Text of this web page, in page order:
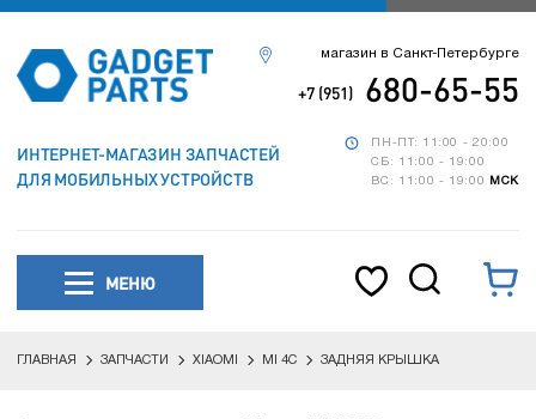
ИНТЕРНЕТ-МАГАЗИН ЗАПЧАСТЕЙ
ДЛЯ МОБИЛЬНЫХ УСТРОЙСТВ
ПН-ПТ: 11:00 - 20:00
СБ: 11:00 - 19:00
ВС: 11:00 - 19:00
МСК
магазин в Санкт-Петербурге
+7 (951) 680-65-55
МЕНЮ
ГЛАВНАЯ ЗАПЧАСТИ XIAOMI MI 4C ЗАДНЯЯ КРЫШКА